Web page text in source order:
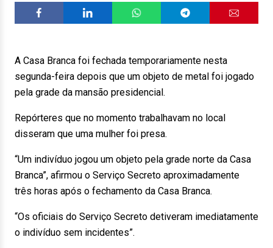
A Casa Branca foi fechada temporariamente nesta
segunda-feira depois que um objeto de metal foi jogado
pela grade da mansão presidencial.
Repórteres que no momento trabalhavam no local
disseram que uma mulher foi presa.
“Um indivíduo jogou um objeto pela grade norte da Casa
Branca”, afirmou o Serviço Secreto aproximadamente
três horas após o fechamento da Casa Branca.
“Os oficiais do Serviço Secreto detiveram imediatamente
o indivíduo sem incidentes”.